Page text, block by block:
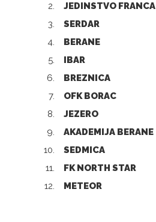
2.
JEDINSTVO FRANCA
3.
SERDAR
4.
BERANE
5.
IBAR
6.
BREZNICA
7.
OFK BORAC
8.
JEZERO
9.
AKADEMIJA BERANE
10.
SEDMICA
11.
FK NORTH STAR
12.
METEOR